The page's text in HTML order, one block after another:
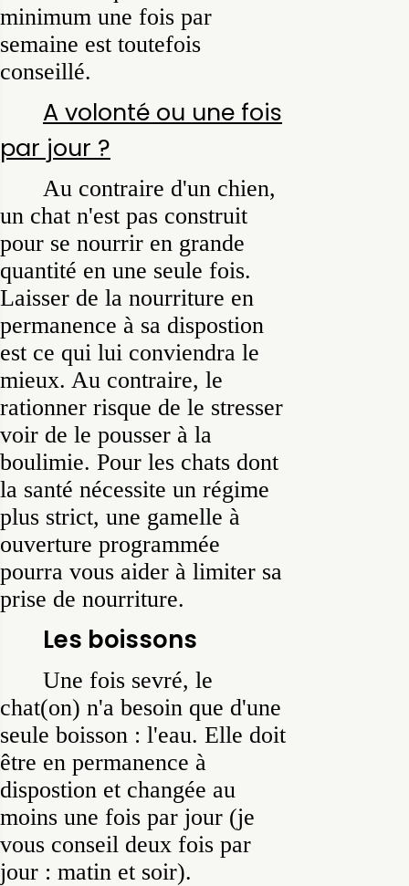
minimum une fois par
semaine est toutefois
conseillé.
A volonté ou une fois
par jour ?
Au contraire d'un chien,
un chat n'est pas construit
pour se nourrir en grande
quantité en une seule fois.
Laisser de la nourriture en
permanence à sa dispostion
est ce qui lui conviendra le
mieux. Au contraire, le
rationner risque de le stresser
voir de le pousser à la
boulimie. Pour les chats dont
la santé nécessite un régime
plus strict, une gamelle à
ouverture programmée
pourra vous aider à limiter sa
prise de nourriture.
Les boissons
Une fois sevré, le
chat(on) n'a besoin que d'une
seule boisson : l'eau. Elle doit
être en permanence à
dispostion et changée au
moins une fois par jour (je
vous conseil deux fois par
jour : matin et soir).